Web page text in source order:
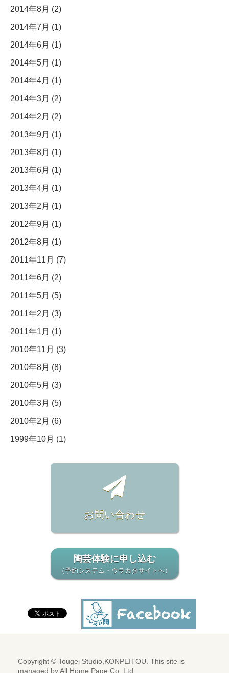
2014年8月 (2)
2014年7月 (1)
2014年6月 (1)
2014年5月 (1)
2014年4月 (1)
2014年3月 (2)
2014年2月 (2)
2013年9月 (1)
2013年8月 (1)
2013年6月 (1)
2013年4月 (1)
2013年2月 (1)
2012年9月 (1)
2012年8月 (1)
2011年11月 (7)
2011年6月 (2)
2011年5月 (5)
2011年2月 (3)
2011年1月 (1)
2010年11月 (3)
2010年8月 (8)
2010年5月 (3)
2010年3月 (5)
2010年2月 (6)
1999年10月 (1)
お問い合わせ
陶芸体験に申し込む
（予約システム・ウラカタサイトへ）
Copyright © Tougei Studio,KONPEITOU. This site is
managed by All Home Page Co. Ltd.